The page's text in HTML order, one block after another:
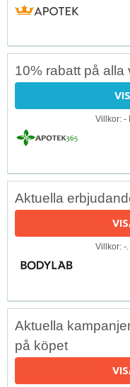
10% rabatt på alla
Villkor: -
Aktuella
Villkor: -
Aktuella
på köpet